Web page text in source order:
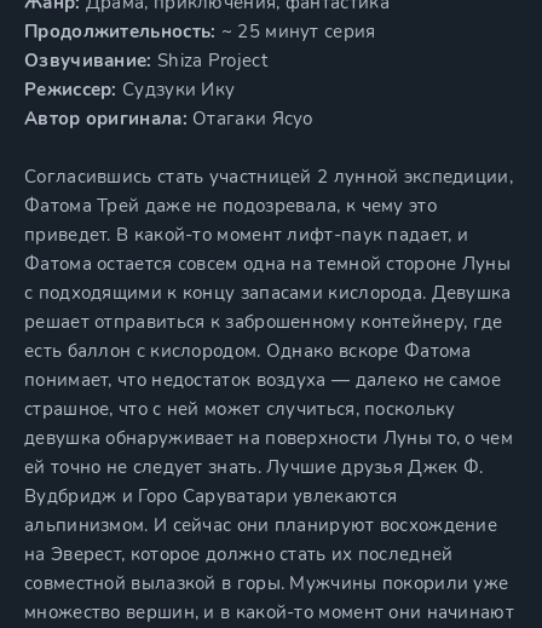
Продолжительность: ~ 25 минут серия
Озвучивание: Shiza Project
Режиссер: Судзуки Ику
Автор оригинала: Отагаки Ясуо
Согласившись стать участницей 2 лунной экспедиции,
Фатома Трей даже не подозревала, к чему это
приведет. В какой-то момент лифт-паук падает, и
Фатома остается совсем одна на темной стороне Луны
с подходящими к концу запасами кислорода. Девушка
решает отправиться к заброшенному контейнеру, где
есть баллон с кислородом. Однако вскоре Фатома
понимает, что недостаток воздуха — далеко не самое
страшное, что с ней может случиться, поскольку
девушка обнаруживает на поверхности Луны то, о чем
ей точно не следует знать. Лучшие друзья Джек Ф.
Вудбридж и Горо Саруватари увлекаются
альпинизмом. И сейчас они планируют восхождение
на Эверест, которое должно стать их последней
совместной вылазкой в горы. Мужчины покорили уже
множество вершин, и в какой-то момент они начинают